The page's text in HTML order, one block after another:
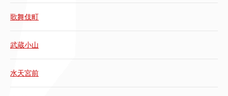
歌舞伎町
武蔵小山
水天宮前